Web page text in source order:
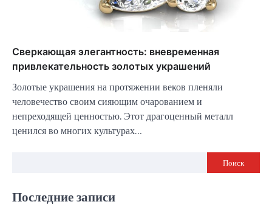
Сверкающая элегантность: вневременная
привлекательность золотых украшений
Золотые украшения на протяжении веков пленяли
человечество своим сияющим очарованием и
непреходящей ценностью. Этот драгоценный металл
ценился во многих культурах…
Поиск
Последние записи